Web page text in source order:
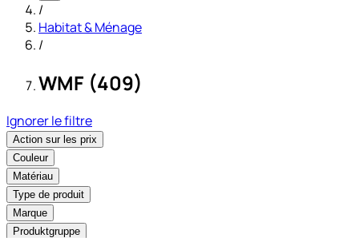
/
Habitat & Ménage
/
WMF (409)
Ignorer le filtre
Action sur les prix
Couleur
Matériau
Type de produit
Marque
Produktgruppe